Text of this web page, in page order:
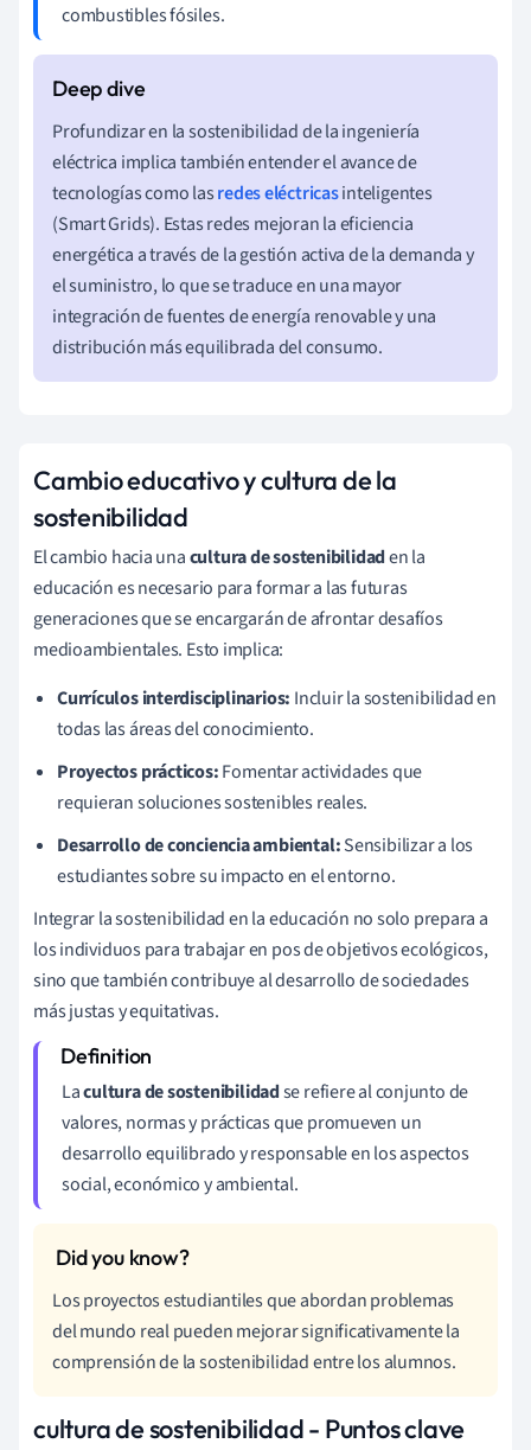
combustibles fósiles.
Profundizar en la sostenibilidad de la ingeniería
eléctrica implica también entender el avance de
tecnologías como lasredes eléctricasinteligentes
(Smart Grids). Estas redes mejoran la eficiencia
energética a través de la gestión activa de la demanda y
el suministro, lo que se traduce en una mayor
integración de fuentes de energía renovable y una
distribución más equilibrada del consumo.
Cambio educativo y cultura de la
sostenibilidad
El cambio hacia unacultura de sostenibilidaden la
educación es necesario para formar a las futuras
generaciones que se encargarán de afrontar desafíos
medioambientales. Esto implica:
Currículos interdisciplinarios: Incluir la sostenibilidad en
todas las áreas del conocimiento.
Proyectos prácticos:Fomentar actividades que
requieran soluciones sostenibles reales.
Desarrollo de conciencia ambiental:Sensibilizar a los
estudiantes sobre su impacto en el entorno.
Integrar la sostenibilidad en la educación no solo prepara a
los individuos para trabajar en pos de objetivos ecológicos,
sino que también contribuye al desarrollo de sociedades
más justas y equitativas.
Lacultura de sostenibilidadse refiere al conjunto de
valores, normas y prácticas que promueven un
desarrollo equilibrado y responsable en los aspectos
social, económico y ambiental.
Los proyectos estudiantiles que abordan problemas
del mundo real pueden mejorar significativamente la
comprensión de la sostenibilidad entre los alumnos.
cultura de sostenibilidad - Puntos clave